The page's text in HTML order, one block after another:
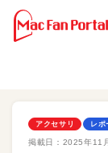
アクセサリ レポ
掲載日： 2025年11